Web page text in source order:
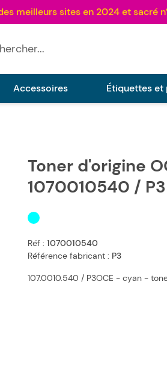
Accessoires Étiquettes et
Toner d'origine
1070010540 /
Réf : 1070010540
Référence fabricant : P3
107.0010.540 / P3OCE - cyan -